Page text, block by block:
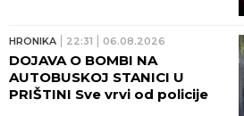
HRONIKA 22:31 06.08.2026
DOJAVA O BOMBI NA
AUTOBUSKOJ STANICI U
PRIŠTINI Sve vrvi od policije